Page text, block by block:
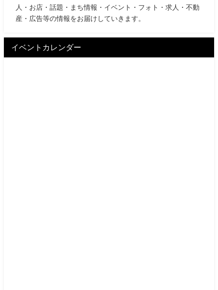
人・お店・話題・まち情報・イベント・フォト・求人・不動
産・広告等の情報をお届けしていきます。
イベントカレンダー